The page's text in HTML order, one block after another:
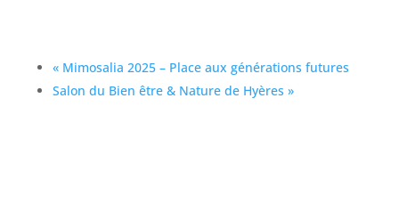
«Mimosalia 2025 – Place aux générations futures
Salon du Bien être & Nature de Hyères »